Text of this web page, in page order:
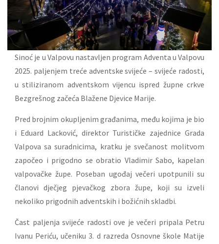
Sinoć je u Valpovu nastavljen program Adventa u Valpovu
2025. paljenjem treće adventske svijeće – svijeće radosti,
u stiliziranom adventskom vijencu ispred župne crkve
Bezgrešnog začeća Blažene Djevice Marije.
Pred brojnim okupljenim građanima, među kojima je bio
i Eduard Lacković, direktor Turističke zajednice Grada
Valpova sa suradnicima, kratku je svečanost molitvom
započeo i prigodno se obratio Vladimir Sabo, kapelan
valpovačke župe. Poseban ugođaj večeri upotpunili su
članovi dječjeg pjevačkog zbora župe, koji su izveli
nekoliko prigodnih adventskih i božićnih skladbi.
Čast paljenja svijeće radosti ove je večeri pripala Petru
Ivanu Periću, učeniku 3. d razreda Osnovne škole Matije